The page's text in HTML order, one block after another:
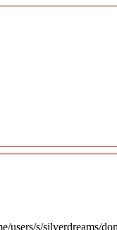
users/s/silverdreams/